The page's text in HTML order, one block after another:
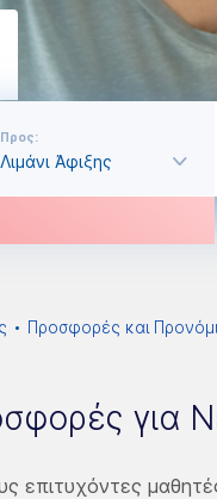
Προς:
Προσφορές και
για
επιτυχόντες